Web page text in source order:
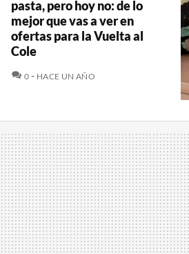
pasta, pero hoy no: de lo
mejor que vas a ver en
ofertas para la Vuelta al
Cole
0 COMENTARIOS
HACE UN AÑO